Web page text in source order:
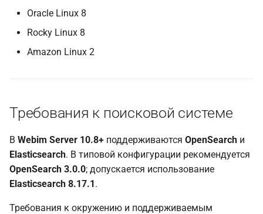
Oracle Linux 8
Rocky Linux 8
Amazon Linux 2
Требования к поисковой системе
В Webim Server 10.8+ поддерживаются OpenSearch и
Elasticsearch. В типовой конфигурации рекомендуется
OpenSearch 3.0.0; допускается использование
Elasticsearch 8.17.1.
Требования к окружению и поддерживаемым